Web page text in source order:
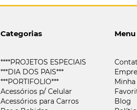
Categorias
****PROJETOS ESPECIAIS
***DIA DOS PAIS***
***PORTIFOLIO***
Acessórios p/ Celular
Acessórios para Carros
Menu
Blog